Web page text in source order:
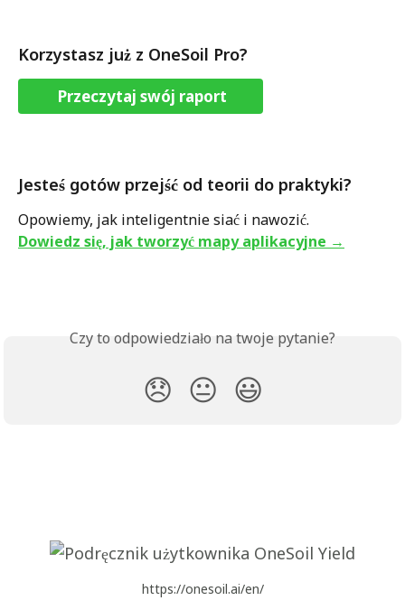
Korzystasz już z OneSoil Pro?
Przeczytaj swój raport
Jesteś gotów przejść od teorii do praktyki?
Opowiemy, jak inteligentnie siać i nawozić.
Dowiedz się, jak tworzyć mapy aplikacyjne →
Czy to odpowiedziało na twoje pytanie?
😞 😐 😃
https://onesoil.ai/en/